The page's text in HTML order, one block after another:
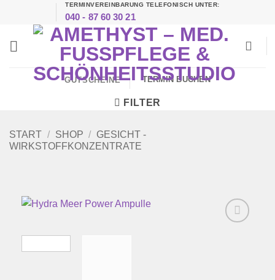
springen
TERMINVEREINBARUNG TELEFONISCH UNTER:
040 - 87 60 30 21
GUTSCHEINE TERMIN BUCHEN
FILTER
START / SHOP / GESICHT -
WIRKSTOFFKONZENTRATE